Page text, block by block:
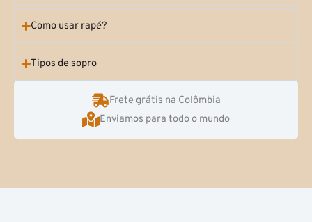
Como usar rapé?
Tipos de sopro
Frete grátis na Colômbia
Enviamos para todo o mundo